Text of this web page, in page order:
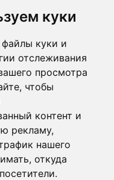
куки
куки и
отслеживания
просмотра
чтобы
контент и
рекламу,
нашего
откуда
а также
зайдите